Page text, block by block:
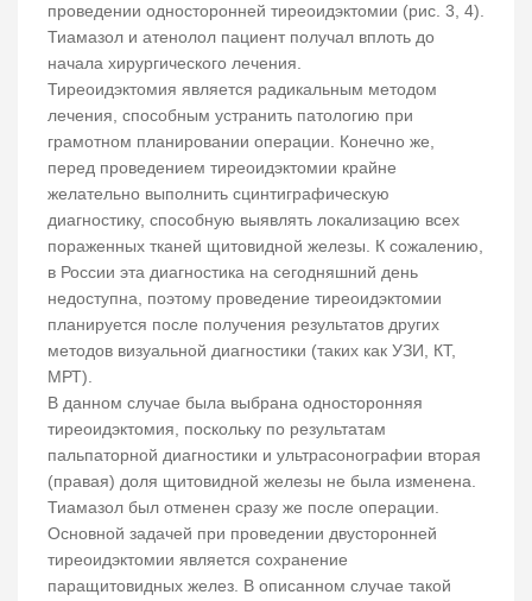
проведении односторонней тиреоидэктомии (рис. 3, 4).
Тиамазол и атенолол пациент получал вплоть до
начала хирургического лечения.
Тиреоидэктомия является радикальным методом
лечения, способным устранить патологию при
грамотном планировании операции. Конечно же,
перед проведением тиреоидэктомии крайне
желательно выполнить сцинтиграфическую
диагностику, способную выявлять локализацию всех
пораженных тканей щитовидной железы. К сожалению,
в России эта диагностика на сегодняшний день
недоступна, поэтому проведение тиреоидэктомии
планируется после получения результатов других
методов визуальной диагностики (таких как УЗИ, КТ,
МРТ).
В данном случае была выбрана односторонняя
тиреоидэктомия, поскольку по результатам
пальпаторной диагностики и ультрасонографии вторая
(правая) доля щитовидной железы не была изменена.
Тиамазол был отменен сразу же после операции.
Основной задачей при проведении двусторонней
тиреоидэктомии является сохранение
паращитовидных желез. В описанном случае такой